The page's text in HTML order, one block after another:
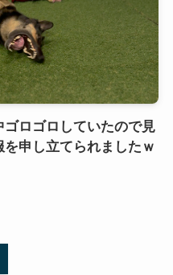
ロゴロしていたので見
申し立てられましたｗ